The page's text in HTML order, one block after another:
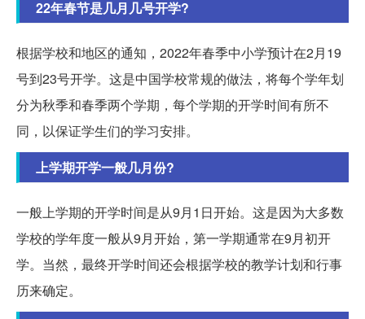
22年春节是几月几号开学?
根据学校和地区的通知，2022年春季中小学预计在2月19
号到23号开学。这是中国学校常规的做法，将每个学年划
分为秋季和春季两个学期，每个学期的开学时间有所不
同，以保证学生们的学习安排。
上学期开学一般几月份?
一般上学期的开学时间是从9月1日开始。这是因为大多数
学校的学年度一般从9月开始，第一学期通常在9月初开
学。当然，最终开学时间还会根据学校的教学计划和行事
历来确定。